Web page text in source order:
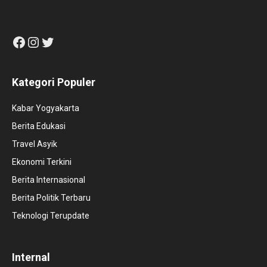
Facebook
Instagram
Twitter
Kategori Populer
Kabar Yogyakarta
Berita Edukasi
Travel Asyik
Ekonomi Terkini
Berita Internasional
Berita Politik Terbaru
Teknologi Terupdate
Internal